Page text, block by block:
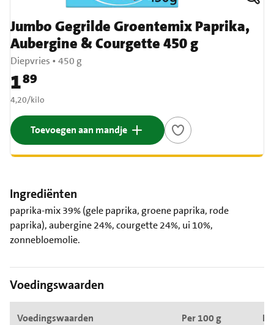
Jumbo Gegrilde Groentemix Paprika,
Aubergine & Courgette 450 g
Diepvries •450 g
Prijs: € 1,89
189
€ 4,20 per kilo
4,20/kilo
Toevoegen aan mandje
Ingrediënten
paprika-mix 39% (gele paprika, groene paprika, rode
paprika), aubergine 24%, courgette 24%, ui 10%,
zonnebloemolie.
Voedingswaarden
Voedingswaarden Per 100 g